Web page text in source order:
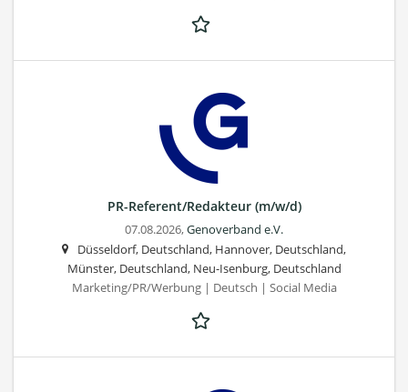
PR-Referent/Redakteur (m/w/d)
07.08.2026,Genoverband e.V.
Düsseldorf, Deutschland, Hannover, Deutschland,
Münster, Deutschland, Neu-Isenburg, Deutschland
Marketing/PR/Werbung | Deutsch | Social Media